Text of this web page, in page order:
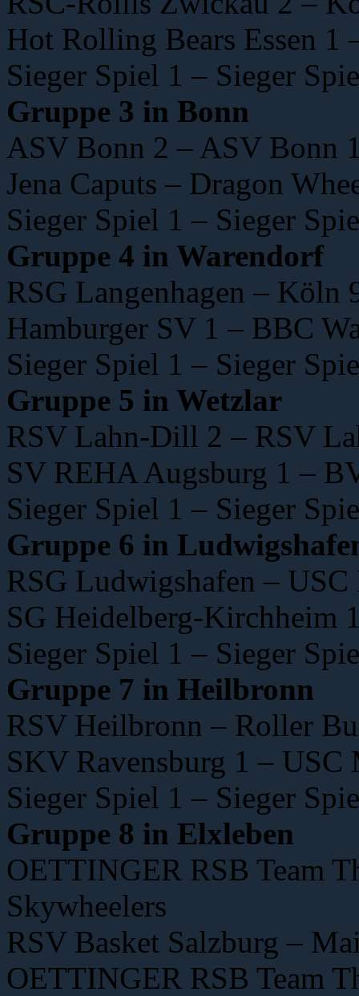
Hot Rolling Bears Essen
Sieger Spiel 1 – Sieger
Gruppe 3 in Bonn
ASV Bonn 2 – ASV Bonn
Jena Caputs – Dragon
Sieger Spiel 1 – Sieger
Gruppe 4 in Warendorf
RSG Langenhagen – Köln
Hamburger SV 1 – BBC
Sieger Spiel 1 – Sieger
Gruppe 5 in Wetzlar
RSV Lahn-Dill 2 – RSV
SV REHA Augsburg 1 –
Sieger Spiel 1 – Sieger
Gruppe 6 in
RSG Ludwigshafen – USC
SG Heidelberg-Kirchheim
Sieger Spiel 1 – Sieger
Gruppe 7 in Heilbronn
RSV Heilbronn – Roller
SKV Ravensburg 1 – USC
Sieger Spiel 1 – Sieger
Gruppe 8 in Elxleben
OETTINGER RSB Team
Skywheelers
RSV Basket Salzburg –
OETTINGER RSB Team